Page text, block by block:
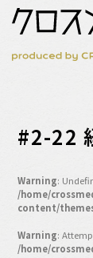
マガジン
#2-22
Warning:
/home/
content/
Warning:
/home/